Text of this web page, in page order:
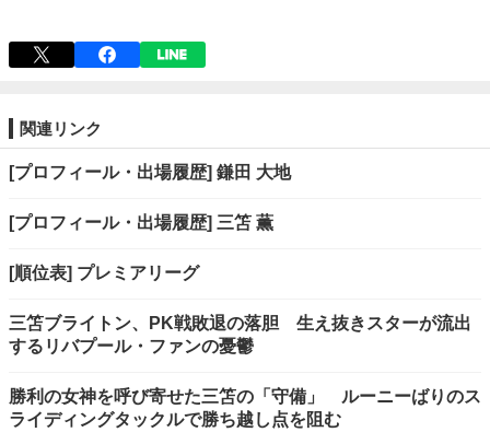
関連リンク
[プロフィール・出場履歴] 鎌田 大地
[プロフィール・出場履歴] 三笘 薫
[順位表] プレミアリーグ
三笘ブライトン、PK戦敗退の落胆 生え抜きスターが流出
するリバプール・ファンの憂鬱
勝利の女神を呼び寄せた三笘の「守備」 ルーニーばりのス
ライディングタックルで勝ち越し点を阻む